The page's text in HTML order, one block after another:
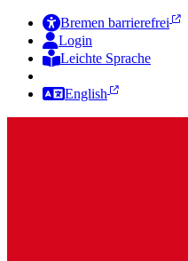
Bremen barrierefrei
Login
Leichte Sprache
English